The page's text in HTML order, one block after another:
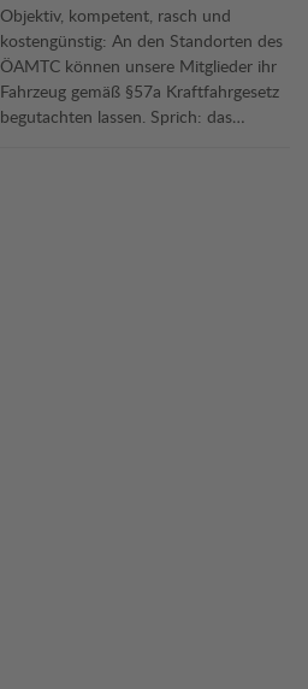
Objektiv, kompetent, rasch und
kostengünstig: An den Standorten des
ÖAMTC können unsere Mitglieder ihr
Fahrzeug gemäß §57a Kraftfahrgesetz
begutachten lassen. Sprich: das